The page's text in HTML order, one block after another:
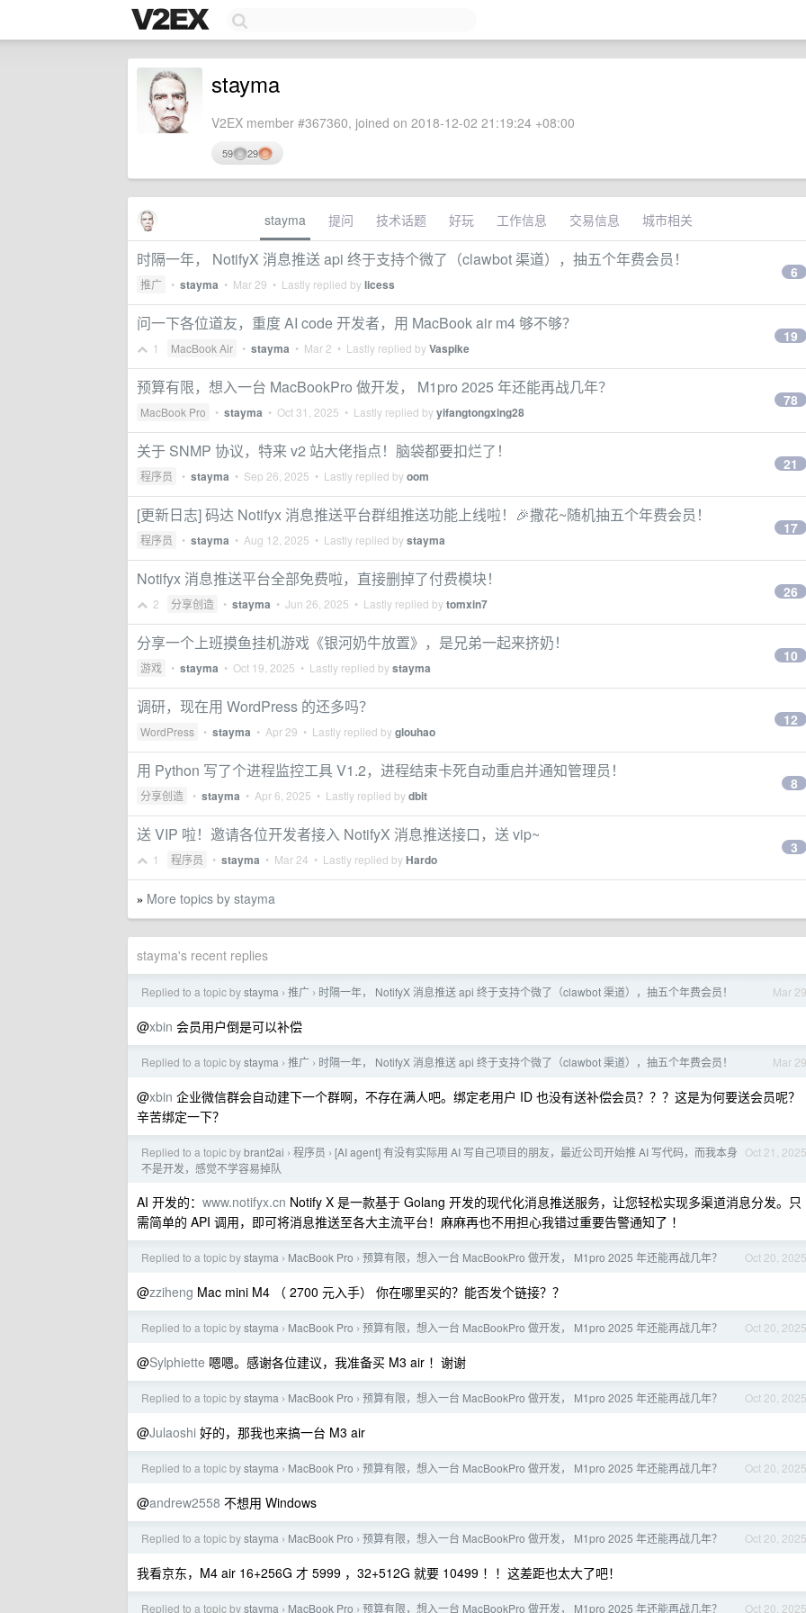
stayma
V2EX member #367360, joined on 2018-12-02 21:19:24 +08:00
59 29
stayma 提问 技术话题 好玩 工作信息 交易信息 城市相关
时隔一年， NotifyX 消息推送 api 终于支持个微了（clawbot 渠道），抽五个年费会员！
推广 • stayma • Mar 29 • Lastly replied bylicess
6
问一下各位道友，重度 AI code 开发者，用 MacBook air m4 够不够？
1 MacBook Air • stayma • Mar 2 • Lastly replied byVaspike
19
预算有限，想入一台 MacBookPro 做开发， M1pro 2025 年还能再战几年？
MacBook Pro • stayma • Oct 31, 2025 • Lastly replied byyifangtongxing28
78
关于 SNMP 协议，特来 v2 站大佬指点！脑袋都要扣烂了！
程序员 • stayma • Sep 26, 2025 • Lastly replied byoom
21
[更新日志] 码达 Notifyx 消息推送平台群组推送功能上线啦！🎉撒花~随机抽五个年费会员！
程序员 • stayma • Aug 12, 2025 • Lastly replied bystayma
17
Notifyx 消息推送平台全部免费啦，直接删掉了付费模块！
2 分享创造 • stayma • Jun 26, 2025 • Lastly replied bytomxin7
26
分享一个上班摸鱼挂机游戏《银河奶牛放置》，是兄弟一起来挤奶！
游戏 • stayma • Oct 19, 2025 • Lastly replied bystayma
10
调研，现在用 WordPress 的还多吗？
WordPress • stayma • Apr 29 • Lastly replied byglouhao
12
用 Python 写了个进程监控工具 V1.2，进程结束卡死自动重启并通知管理员！
分享创造 • stayma • Apr 6, 2025 • Lastly replied bydbit
8
送 VIP 啦！邀请各位开发者接入 NotifyX 消息推送接口，送 vip~
1 程序员 • stayma • Mar 24 • Lastly replied byHardo
3
» More topics by stayma
stayma's recent replies
Mar 29
Replied to a topic bystayma › 推广 › 时隔一年， NotifyX 消息推送 api 终于支持个微了（clawbot 渠道），抽五个年费会员！
@xbin 会员用户倒是可以补偿
Mar 29
Replied to a topic bystayma › 推广 › 时隔一年， NotifyX 消息推送 api 终于支持个微了（clawbot 渠道），抽五个年费会员！
@xbin 企业微信群会自动建下一个群啊，不存在满人吧。绑定老用户 ID 也没有送补偿会员？？？这是为何要送会员呢？
辛苦绑定一下？
Oct 21, 2025
Replied to a topic bybrant2ai › 程序员 › [AI agent] 有没有实际用 AI 写自己项目的朋友，最近公司开始推 AI 写代码，而我本身
不是开发，感觉不学容易掉队
AI 开发的： www.notifyx.cn Notify X 是一款基于 Golang 开发的现代化消息推送服务，让您轻松实现多渠道消息分发。只
需简单的 API 调用，即可将消息推送至各大主流平台！麻麻再也不用担心我错过重要告警通知了 ！
Oct 20, 2025
Replied to a topic bystayma › MacBook Pro › 预算有限，想入一台 MacBookPro 做开发， M1pro 2025 年还能再战几年？
@zziheng Mac mini M4 （ 2700 元入手） 你在哪里买的？能否发个链接？？
Oct 20, 2025
Replied to a topic bystayma › MacBook Pro › 预算有限，想入一台 MacBookPro 做开发， M1pro 2025 年还能再战几年？
@Sylphiette 嗯嗯。感谢各位建议，我准备买 M3 air ！谢谢
Oct 20, 2025
Replied to a topic bystayma › MacBook Pro › 预算有限，想入一台 MacBookPro 做开发， M1pro 2025 年还能再战几年？
@Julaoshi 好的，那我也来搞一台 M3 air
Oct 20, 2025
Replied to a topic bystayma › MacBook Pro › 预算有限，想入一台 MacBookPro 做开发， M1pro 2025 年还能再战几年？
@andrew2558 不想用 Windows
Oct 20, 2025
Replied to a topic bystayma › MacBook Pro › 预算有限，想入一台 MacBookPro 做开发， M1pro 2025 年还能再战几年？
我看京东，M4 air 16+256G 才 5999 ，32+512G 就要 10499 ！！这差距也太大了吧！
Oct 20, 2025
Replied to a topic bystayma › MacBook Pro › 预算有限，想入一台 MacBookPro 做开发， M1pro 2025 年还能再战几年？